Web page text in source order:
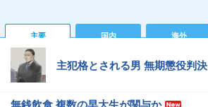
主要 国内 海外
主犯格とされる男 無期懲役判決